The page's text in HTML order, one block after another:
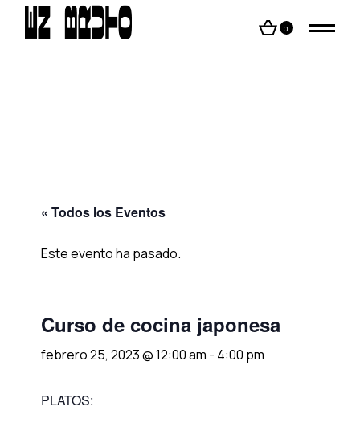
content
0
« Todos los Eventos
Este evento ha pasado.
Curso de cocina japonesa
febrero 25, 2023 @ 12:00 am - 4:00 pm
PLATOS: